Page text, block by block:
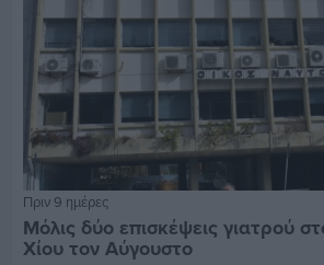
Πριν 9 ημέρες
Μόλις δύο επισκέψεις γιατρού
Χίου τον Αύγουστο